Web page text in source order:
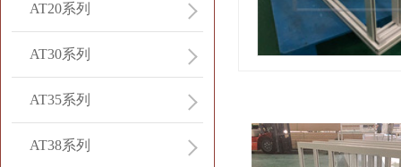
AT20系列
AT30系列
AT35系列
AT38系列